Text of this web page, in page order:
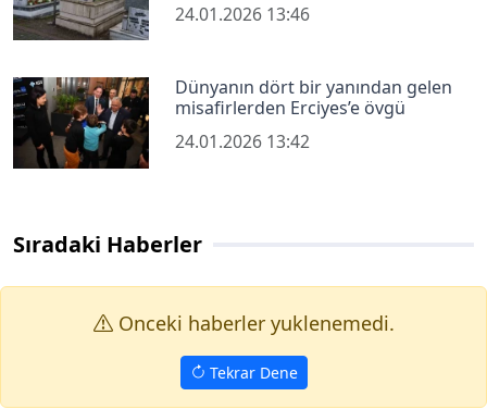
24.01.2026 13:46
Dünyanın dört bir yanından gelen
misafirlerden Erciyes’e övgü
24.01.2026 13:42
Sıradaki Haberler
Onceki haberler yuklenemedi.
Tekrar Dene